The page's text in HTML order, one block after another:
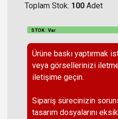
Toplam Stok: 100 Adet
STOK : Var
Ürüne baskı yaptırmak
veya görsellerinizi
iletişime geçin.
Sipariş sürecinizin
tasarım dosyalarını